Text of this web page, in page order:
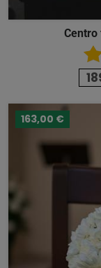
Centro
163,00 €